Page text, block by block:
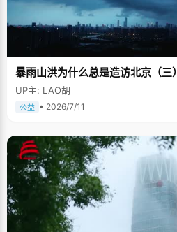
暴雨山洪为什么总是造访北京（三）
UP主: LAO胡
公益 • 2026/7/11